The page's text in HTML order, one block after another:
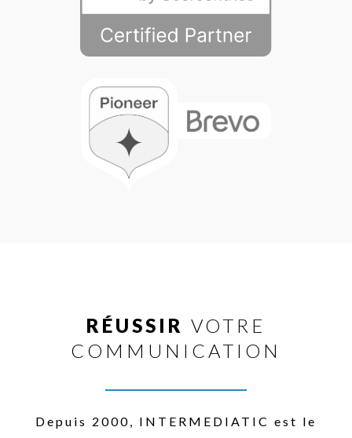
RÉUSSIR VOTRE
COMMUNICATION
Depuis 2000, INTERMEDIATIC est le